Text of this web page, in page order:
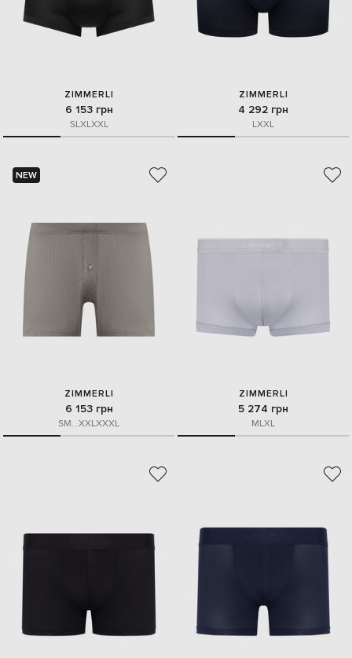
ZIMMERLI
6 153 грн
SLXLXXL
ZIMMERLI
4 292 грн
LXXL
NEW
ZIMMERLI
6 153 грн
SM...XXLXXXL
ZIMMERLI
5 274 грн
MLXL